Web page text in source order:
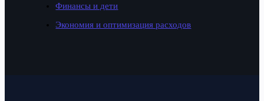
Финансы и дети
Экономия и оптимизация расходов